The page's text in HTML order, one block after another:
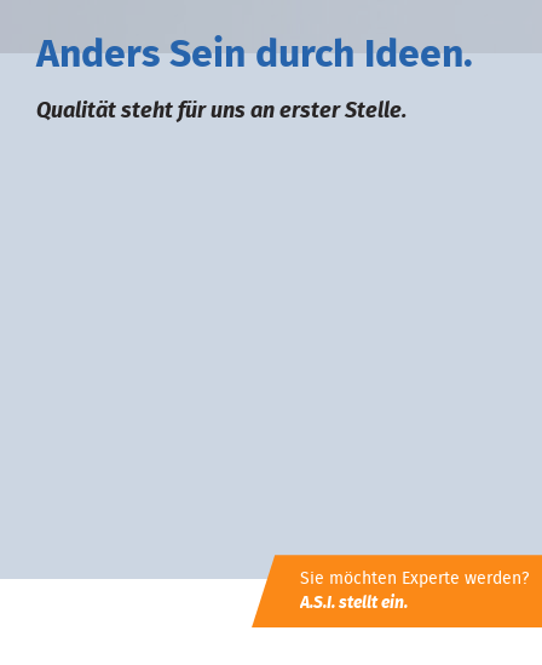
Anders Sein durch deen.
Qualität steht für uns an erster Stelle.
Sie möchten Experte werden?
A.S.I. stellt ein.